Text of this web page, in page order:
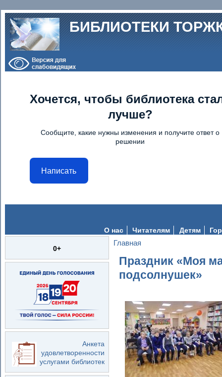
Перейти к основному содержанию
БИБЛИОТЕКИ
Хочется, чтобы библиотека
лучше?
Сообщите, какие нужны изменения и получите ответ о
решении
Написать
О нас Читателям Детям
0+
Анкета
удовлетворенности
услугами библиотек
Вы здесь
Главная
Праздник «Моя
подсолнушек»